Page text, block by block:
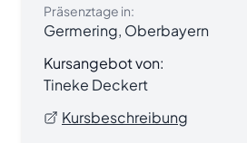
Präsenztage in:
Germering, Oberbayern
Kursangebot von:
Tineke Deckert
Kursbeschreibung